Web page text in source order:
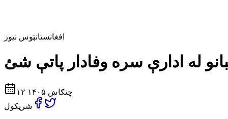
افغانستانټوس نیوز
۱۲ چنګاښ ۱۴۰۵
شریکول